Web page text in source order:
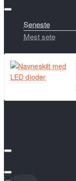
Seneste
Mest sete